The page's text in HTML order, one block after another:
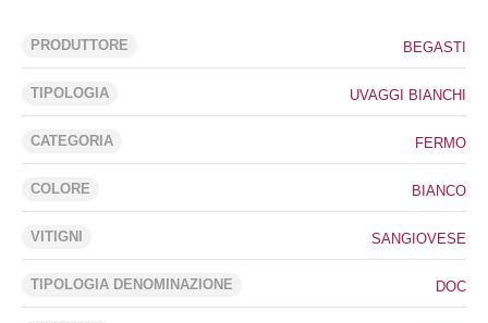
PRODUTTORE BEGASTI
TIPOLOGIA UVAGGI BIANCHI
CATEGORIA FERMO
COLORE BIANCO
VITIGNI SANGIOVESE
TIPOLOGIA DENOMINAZIONE DOC